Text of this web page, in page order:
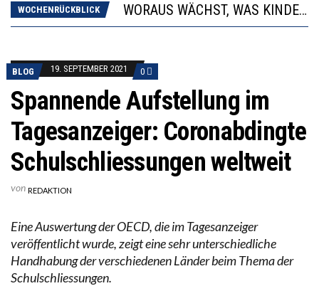
WOCHENRÜCKBLICK
WORAUS WÄCHST, WAS KINDER TRÄGT
“WIR BEOBACHTEN EINEN REGELRECHTEN STURZFLUG BEI DEN LERNLEISTUNGEN”
BLOG 19. SEPTEMBER 2021 0
Spannende Aufstellung im
Tagesanzeiger: Coronabdingte
Schulschliessungen weltweit
von REDAKTION
Eine Auswertung der OECD, die im Tagesanzeiger
veröffentlicht wurde, zeigt eine sehr unterschiedliche
Handhabung der verschiedenen Länder beim Thema der
Schulschliessungen.